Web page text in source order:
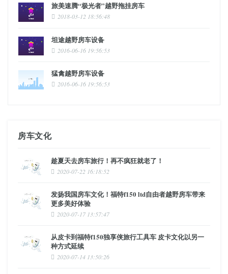
旅美速腾“极光者”越野拖挂房车
2018-03-12 18:56:48
坦途越野房车设备
2016-06-16 19:56:53
猛禽越野房车设备
2016-06-16 19:56:53
房车文化
趁夏天去房车旅行！再不疯狂就老了！
2020-07-22 16:18:52
发扬我国房车文化！福特f150 ltd自由者越野房车带来
更多美好体验
2020-07-17 13:57:47
从皮卡到福特f150独享侠旅行工具车 皮卡文化以另一
种方式延续
2020-07-14 13:50:26